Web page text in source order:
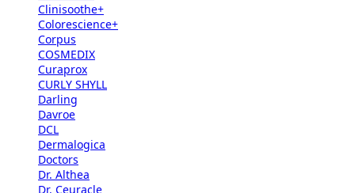
Clinisoothe+
Colorescience+
Corpus
COSMEDIX
Curaprox
CURLY SHYLL
Darling
Davroe
DCL
Dermalogica
Doctors
Dr. Althea
Dr. Ceuracle